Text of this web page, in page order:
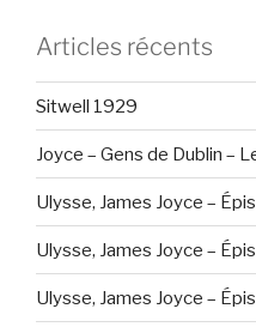
Articles récents
Sitwell 1929
Joyce – Gens de Dublin –
Ulysse, James Joyce –
Ulysse, James Joyce –
Ulysse, James Joyce –